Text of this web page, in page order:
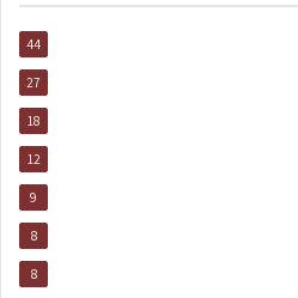
44
27
18
12
9
8
8